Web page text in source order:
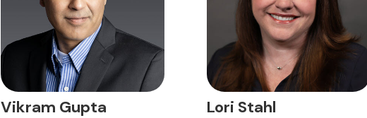
Vikram Gupta Lori Stahl